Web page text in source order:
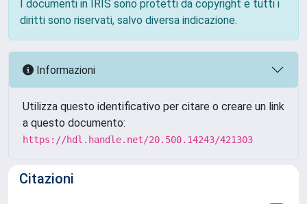
I documenti in IRIS sono protetti da copyright e tutti i
diritti sono riservati, salvo diversa indicazione.
Informazioni
Utilizza questo identificativo per citare o creare un link
a questo documento:
https://hdl.handle.net/20.500.14243/421303
Citazioni